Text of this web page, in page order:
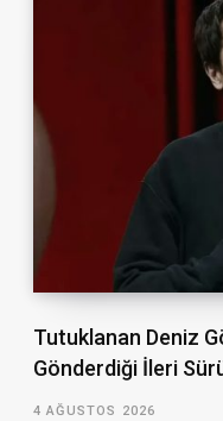
Tutuklanan Deniz
Gönderdiği İleri
4 AĞUSTOS 2026